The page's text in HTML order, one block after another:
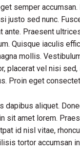
semper
justo sed nunc.
ante. Praesent
Quisque iaculis
mollis.
placerat vel nisi
Proin eget
dapibus aliquet.
sit amet lorem.
id nisl vitae,
tortor accumsan